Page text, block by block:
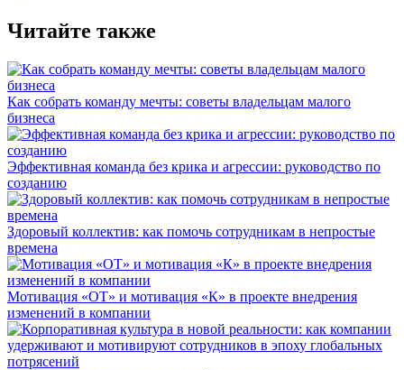
Читайте также
Как собрать команду мечты: советы владельцам малого
бизнеса
Эффективная команда без крика и агрессии: руководство по
созданию
Здоровый коллектив: как помочь сотрудникам в непростые
времена
Мотивация «ОТ» и мотивация «К» в проекте внедрения
изменений в компании